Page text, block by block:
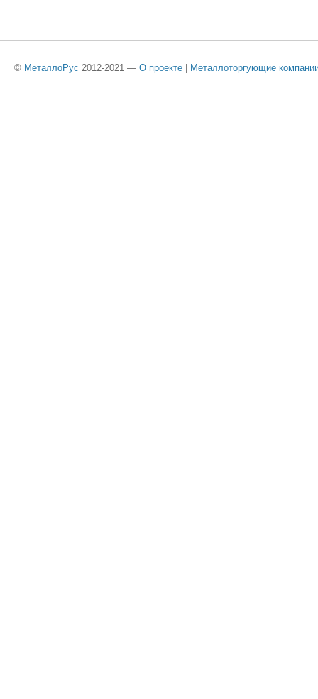
© МеталлоРус 2012-2021 — О проекте Металлоторгующие